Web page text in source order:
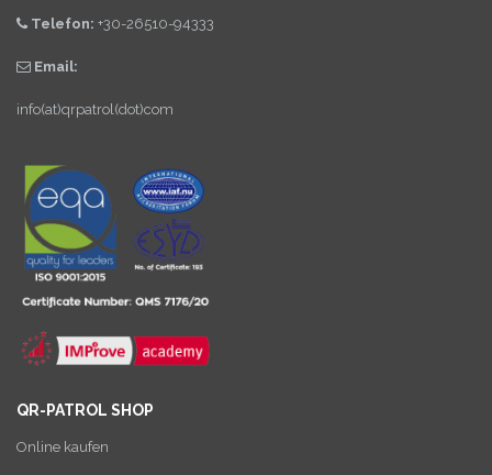
Telefon: +30-26510-94333
Email:
info(at)qrpatrol(dot)com
QR-PATROL SHOP
Online kaufen